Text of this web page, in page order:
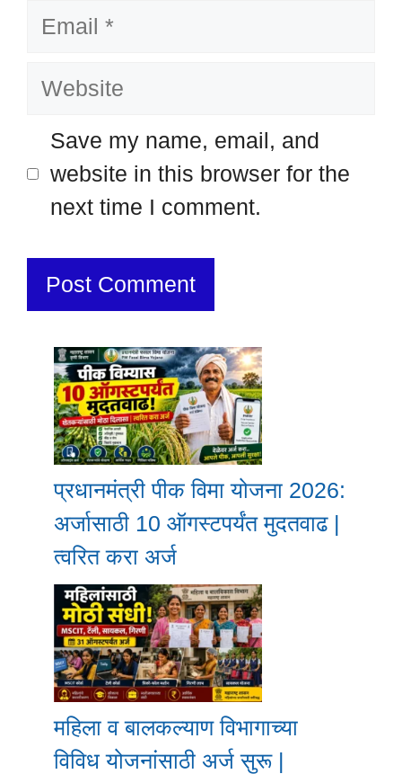
Email
Website
Save my name, email, and
website in this browser for the
next time I comment.
प्रधानमंत्री पीक विमा योजना 2026:
अर्जासाठी 10 ऑगस्टपर्यंत मुदतवाढ |
त्वरित करा अर्ज
महिला व बालकल्याण विभागाच्या
विविध योजनांसाठी अर्ज सुरू |